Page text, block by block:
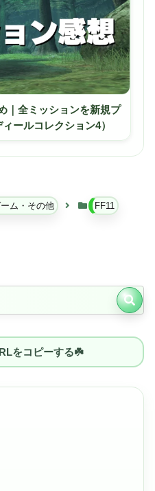
｜全ミッションを新規プ
ールコレクション4）
ム・その他 FF11
をコピーする☘️